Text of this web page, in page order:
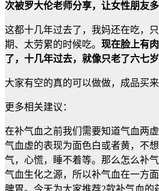
次被罗大伦老师分享，让女性朋友多
这都十几年过去了，我妈还在吃，
期、太劳累的时候吃。 现在脸上有
了，十几年过去，就像只老了六七
大家有空的真的可以做做，成品买
更多相关建议：
在补气血之前我们需要知道气血两
气血虚的表现为面色白或者黄，不
气，心慌，睡不着等。那么怎么补
气血生化之源，所以补气血在一方
脾胃。今天为大家推荐2款补气血的